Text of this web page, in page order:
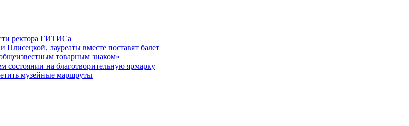
ректора ГИТИСа
лауреаты вместе поставят балет
товарным знаком»
на благотворительную ярмарку
музейные маршруты